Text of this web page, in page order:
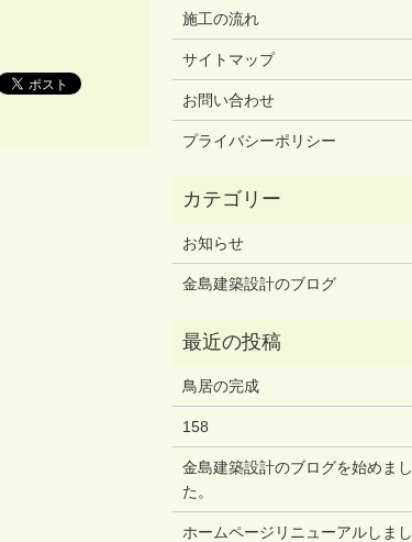
施工の流れ
サイトマップ
お問い合わせ
プライバシーポリシー
お知らせ
金島建築設計のブログ
鳥居の完成
158
金島建築設計のブログを始めまし
た。
ホームページリニューアルしまし